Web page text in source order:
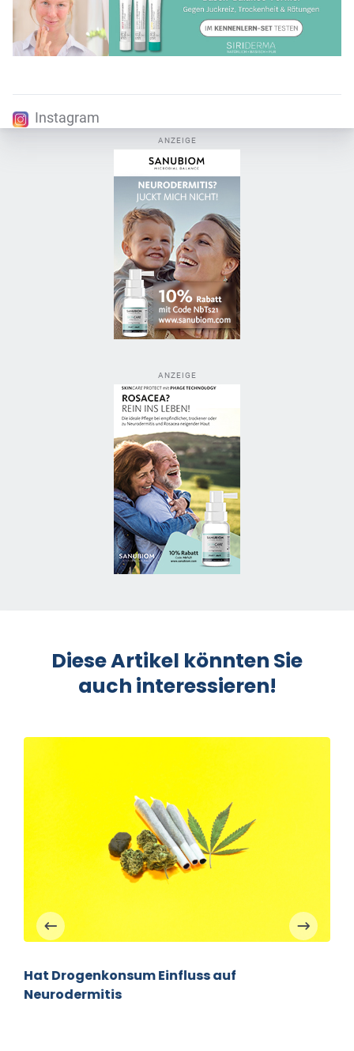
Instagram
ANZEIGE
ANZEIGE
Diese Artikel könnten Sie
auch interessieren!
Hat Drogenkonsum Einfluss auf
Neurodermitis